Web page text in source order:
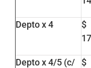
Depto x 4
$
Depto x 4/5 (c/
$